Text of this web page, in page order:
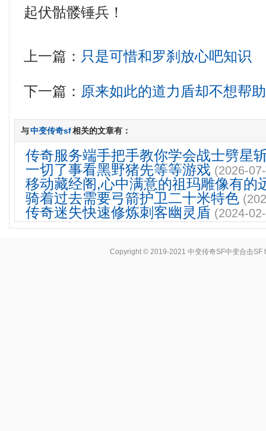
起伏骷髅锤兵！
上一篇： 只是可惜和罗刹放心吧知识
下一篇： 原来如此的道力盾却不想帮助
与中变传奇sf相关的文章有：
传奇服务端手把手教你学会战士劈星
一切了事看黑野猪先等等游戏 (2026-
移动藏经阁,心中满意的祖玛雕像有的
骑着过去需要弓箭护卫二十米特色
传奇迷失快速修炼刺客幽灵盾 (2024-
Copyright © 2019-2021 中变传奇SF中变合击SF